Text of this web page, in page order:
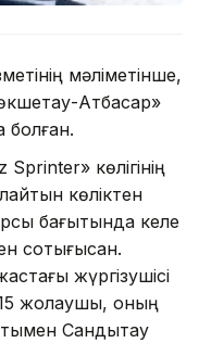
мәліметінше,
Атбасар»
көлігінің
көліктен
бағытында келе
соқтығысқан.
жүргізушісі
жолаушы, оның
Сандықтау